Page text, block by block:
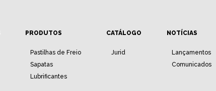
PRODUTOS
Pastilhas de Freio
Sapatas
Lubrificantes
CATÁLOGO
Jurid
NOTÍCIAS
Lançamentos
Comunicados